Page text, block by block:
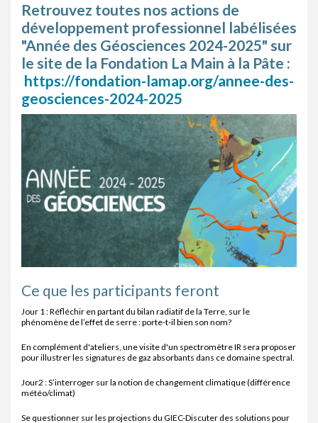
Retrouvez toutes nos actions de
développement professionnel labélisées
"Année des Géosciences 2024-2025" sur
le site de la Fondation La Main à la Pâte :
https://fondation-lamap.org/annee-des-
geosciences-2024-2025
Ce que les participants feront
Jour 1 : Réfléchir en partant du bilan radiatif de la Terre, sur le
phénomène de l’effet de serre : porte-t-il bien son nom?
En complément d'ateliers, une visite d'un spectromètre IR sera proposer
pour illustrer les signatures de gaz absorbants dans ce domaine spectral.
Jour2 : S’interroger sur la notion de changement climatique (différence
météo/climat)
Se questionner sur les projections du GIEC-Discuter des solutions pour